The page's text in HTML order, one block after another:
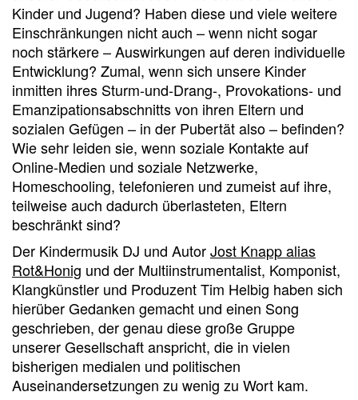
Kinder und Jugend? Haben diese und viele weitere
Einschränkungen nicht auch – wenn nicht sogar
noch stärkere – Auswirkungen auf deren individuelle
Entwicklung? Zumal, wenn sich unsere Kinder
inmitten ihres Sturm-und-Drang-, Provokations- und
Emanzipationsabschnitts von ihren Eltern und
sozialen Gefügen – in der Pubertät also – befinden?
Wie sehr leiden sie, wenn soziale Kontakte auf
Online-Medien und soziale Netzwerke,
Homeschooling, telefonieren und zumeist auf ihre,
teilweise auch dadurch überlasteten, Eltern
beschränkt sind?
Der Kindermusik DJ und AutorJost Knapp alias
Rot&Honig und der Multiinstrumentalist, Komponist,
Klangkünstler und Produzent Tim Helbig haben sich
hierüber Gedanken gemacht und einen Song
geschrieben, der genau diese große Gruppe
unserer Gesellschaft anspricht, die in vielen
bisherigen medialen und politischen
Auseinandersetzungen zu wenig zu Wort kam.